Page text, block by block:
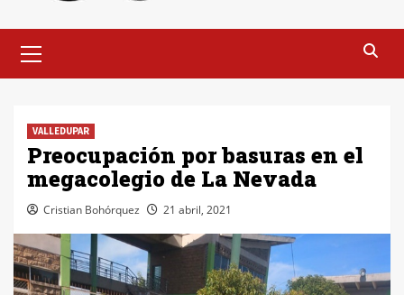
principal
VALLEDUPAR
Preocupación por basuras en el
megacolegio de La Nevada
Cristian Bohórquez 21 abril, 2021